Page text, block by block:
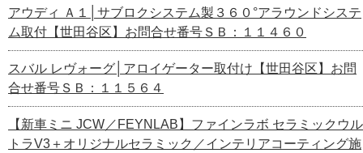
アウディ Ａ１│サブロクシステム製３６０°アラウンドシステ
ム取付【世田谷区】お問合せ番号ＳＢ：１１４６０
スバル レヴォーグ│アロイゲーター取付け【世田谷区】お問
合せ番号ＳＢ：１１５６４
【新車ミニ JCW／FEYNLAB】ファインラボ セラミックウル
トラV3＋オリジナルセラミック／インテリアコーティング施